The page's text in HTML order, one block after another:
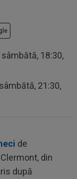
sâmbătă, 18:30,
21:30,
de
din
după